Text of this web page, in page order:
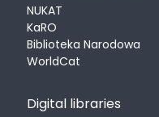
NUKAT
KaRO
Biblioteka Narodowa
WorldCat
Digital libraries